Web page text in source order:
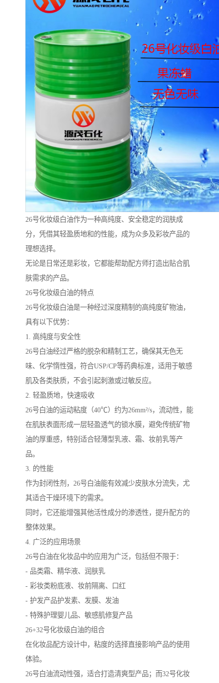
26号化妆级白油作为一种高纯度、安全稳定的润肤成
分，凭借其轻盈质地和的性能，成为众多及彩妆产品的
理想选择。
无论是日常还是彩妆，它都能帮助配方师打造出贴合肌
肤需求的产品。
26号化妆级白油的特点
26号化妆级白油是一种经过深度精制的高纯度矿物油，
具有以下优势：
1. 高纯度与安全性
26号白油经过严格的脱杂和精制工艺，确保其无色无
味、化学惰性强，符合USP/CP等药典标准，适用于敏感
肌及各类肤质，不会引起刺激或过敏反应。
2. 轻盈质地，快速吸收
26号白油的运动粘度（40℃）约为26mm²/s，流动性，能
在肌肤表面形成一层轻盈透气的锁水膜，避免传统矿物
油的厚重感，特别适合轻薄型乳液、霜、妆前乳等产
品。
3. 的性能
作为封闭性剂，26号白油能有效减少皮肤水分流失，尤
其适合干燥环境下的需求。
同时，它还能增强其他活性成分的渗透性，提升配方的
整体效果。
4. 广泛的应用场景
26号白油在化妆品中的应用为广泛，包括但不限于：
- 品类霜、精华液、润肤乳
- 彩妆类粉底液、妆前隔离、口红
- 护发产品护发素、发膜、发油
- 特殊护理婴儿品、敏感肌修复产品
26+32号化妆级白油的组合
在化妆品配方设计中，粘度的选择直接影响产品的使用
体验。
26号白油流动性强，适合打造清爽型产品；而32号化妆